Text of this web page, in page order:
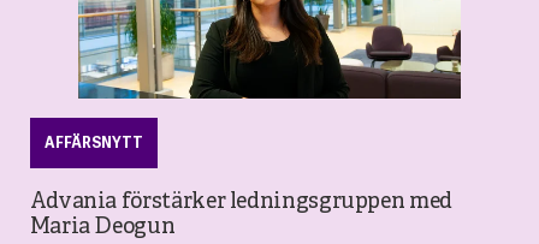
AFFÄRSNYTT
Advania förstärker ledningsgruppen med
Maria Deogun